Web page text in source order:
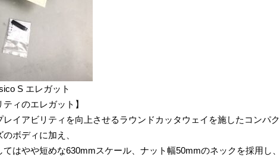
S エレガット
ィのエレガット】
イアビリティを向上させるラウンドカッタウェイを施したコンパク
ボディに加え、
はやや短めな630mmスケール、ナット幅50mmのネックを採用し、